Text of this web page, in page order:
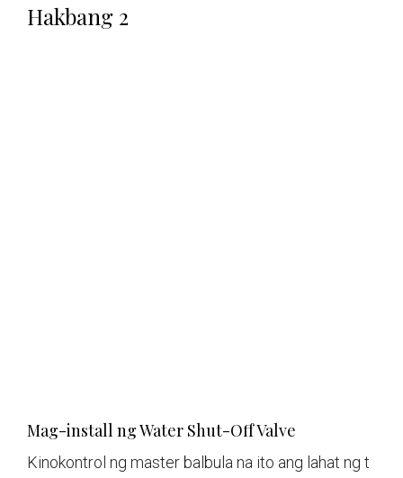
Hakbang 2
Mag-install ng Water Shut-Off Valve
Kinokontrol ng master balbula na ito ang lahat ng t